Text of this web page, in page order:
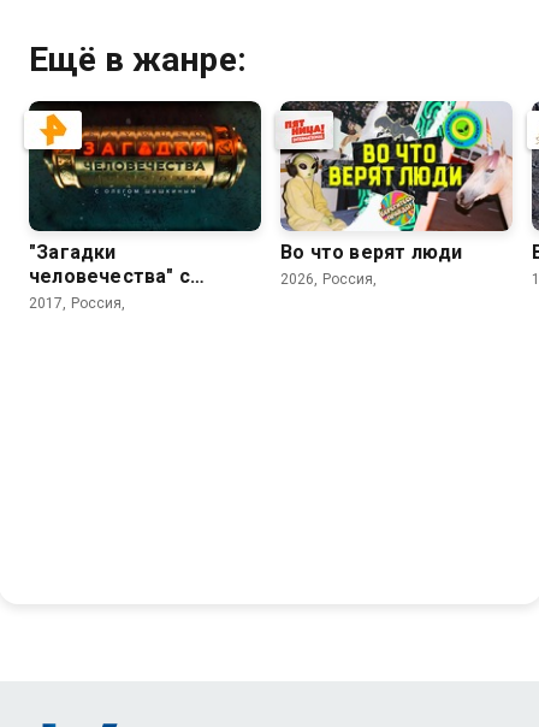
Ещё в жанре:
"Загадки
человечества" с
Олегом Шишкиным
2017, Россия,
Во что верят люди
2026, Россия,